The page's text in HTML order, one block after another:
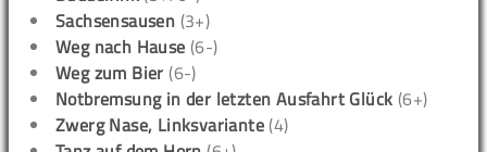
Sachsensausen (3+)
Weg nach Hause (6-)
Weg zum Bier (6-)
Notbremsung in der letzten Ausfahrt Glück (6+)
Zwerg Nase, Linksvariante (4)